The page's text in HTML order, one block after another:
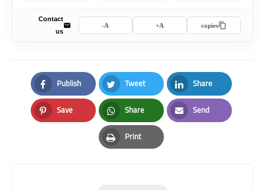
copies
A+
A-
Contact
us
Publish
Facebook
Tweet
Twitter
Share
LinkedIn
Save
Pinterest
Share
Whatsapp
Send
Email
Print
Print